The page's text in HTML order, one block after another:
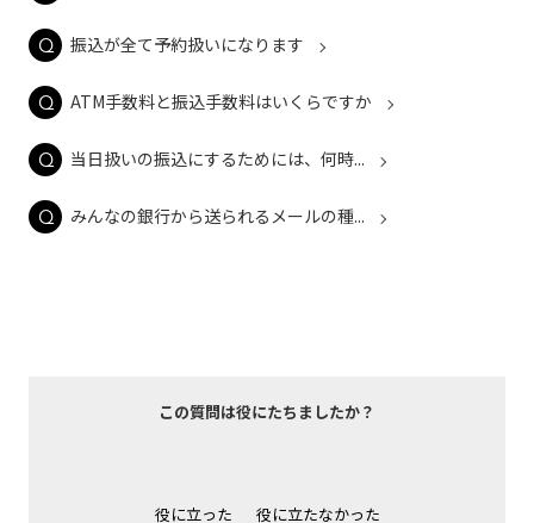
振込が全て予約扱いになります
ATM手数料と振込手数料はいくらですか
当日扱いの振込にするためには、何時...
みんなの銀行から送られるメールの種...
この質問は役にたちましたか？
役に立った 役に立たなかった